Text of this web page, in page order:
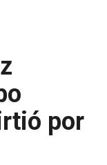
por